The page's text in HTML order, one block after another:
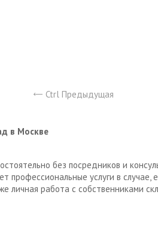
Ctrl Предыдущая
в Москве
без посредников и
профессиональные услуги в
личная работа с собственниками